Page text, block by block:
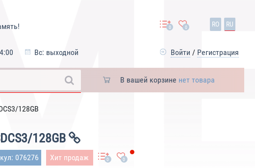
Вс: выходной
0 0 RO RU
Войти / Регистрация
В вашей корзине нет товара
128GB
128GB
076276 Хит продаж 0 0